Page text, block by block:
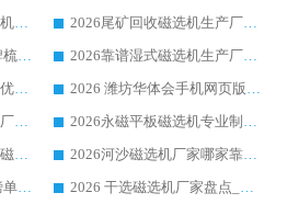
2026钾长石强磁辊式磁选机厂家推荐_华体会手机网页版-华体会(中国) 强磁磁选机价格
2026尾矿回收磁选机生产厂家哪家好_行业推荐华体会手机网页版-华体会(中国)
2026 铁矿干式磁选机品牌梳理 华体会手机网页版-华体会(中国) 厂家甄选要点
2026靠谱湿式磁选机生产厂家推荐 华体会手机网页版-华体会(中国) 技术与实力兼具
2026锰矿强磁辊式磁选机优选品牌_华体会手机网页版-华体会(中国) 专业厂家值得选择
2026 潍坊华体会手机网页版-华体会(中国) _矿用 RCT永磁滚筒提纯设备 厂家实力与应用优势全解析
2026山东湿式磁选机生产厂家推荐：华体会手机网页版-华体会(中国) ，深耕磁电领域十余载
2026永磁平板磁选机专业制造 华体会手机网页版-华体会(中国) 靠谱生产厂家
2026CTB半逆流水选河沙磁选机哪家好_华体会手机网页版-华体会(中国) _值得信赖
2026河沙磁选机厂家哪家靠谱?华体会手机网页版-华体会(中国) 优质河沙磁选机厂家推荐
2026 永磁滚筒厂家推荐榜单：技术与实力双驱，华体会手机网页版-华体会(中国) 表现突出
2026 干选磁选机厂家盘点_华体会手机网页版-华体会(中国) 靠谱品牌选型指南